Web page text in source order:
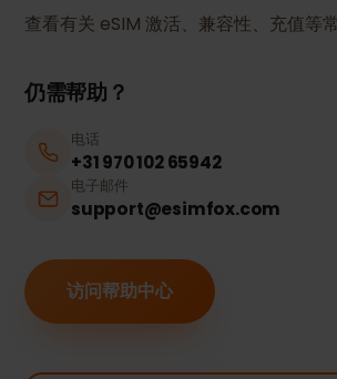
查看有关 eSIM 激活、兼容性、充值等
仍需帮助？
电话
+31 970 102 65942
电子邮件
support@esimfox.com
访问帮助中心